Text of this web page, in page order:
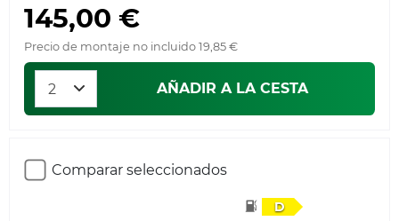
145,00 €
Precio de montaje no incluido 19,85 €
AÑADIR A LA CESTA
Comparar seleccionados
D